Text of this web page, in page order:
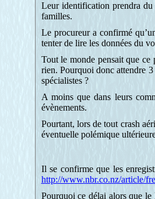
Leur identification prendra du
familles.
Le procureur a confirmé
tenter de lire les données du
Tout le monde pensait que ce
rien. Pourquoi donc attendre
spécialistes ?
A moins que dans leurs
évènements.
Pourtant, lors de tout crash
éventuelle polémique
Il se confirme que les
http://www.nbr.co.nz/article/
Pourquoi ce délai alors que